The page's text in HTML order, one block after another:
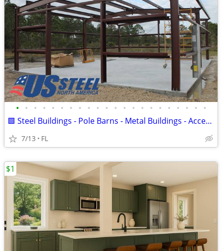
• • • • • • • • • • • • • • • • • • • • • •
🟩 Steel Buildings - Pole Barns - Metal Buildings - Accessories 🟩
7/13 FL
$1